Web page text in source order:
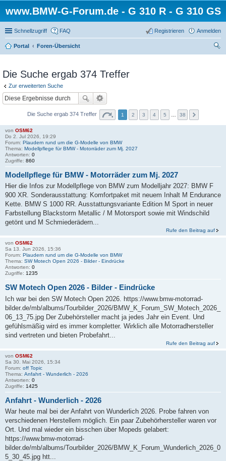
www.BMW-G-Forum.de - G 310 R - G 310 GS
Schnellzugriff FAQ Anmelden
Registrieren
Portal
Foren-Übersicht
Die Suche ergab 374 Treffer
Zur erweiterten Suche
Die Suche ergab 374 Treffer 1 2 3 4 5 38
von OSM62
Do 2. Jul 2026, 19:29
Forum: Plaudern rund um die G-Modelle von BMW
Thema: Modellpflege für BMW - Motorräder zum Mj. 2027
Antworten: 0
Zugriffe: 860
Modellpflege für BMW - Motorräder zum Mj. 2027
Hier die Infos zur Modellpflege von BMW zum Modelljahr 2027: BMW F
900 XR. Sonderausstattung: Komfortpaket mit neuem Inhalt M Endurance
Kette. BMW S 1000 RR. Ausstattungsvariante Edition M Sport in neuer
Farbstellung Blackstorm Metallic / M Motorsport sowie mit Windschild
getönt und M Schmiederädern...
Rufe den Beitrag auf
von OSM62
Sa 13. Jun 2026, 15:36
Forum: Plaudern rund um die G-Modelle von BMW
Thema: SW Motech Open 2026 - Bilder - Eindrücke
Antworten: 0
Zugriffe: 1235
SW Motech Open 2026 - Bilder - Eindrücke
Ich war bei den SW Motech Open 2026. https://www.bmw-motorrad-
bilder.de/mb/albums/Tourbilder_2026/BMW_K_Forum_SW_Motech_2026_
06_13_75.jpg Der Zubehörsteller macht ja jedes Jahr ein Event. Und
gefühlsmäßig wird es immer kompletter. Wirklich alle Motorradhersteller
sind vertreten und bieten Probefahrt...
Rufe den Beitrag auf
von OSM62
Sa 30. Mai 2026, 15:34
Forum: off Topic
Thema: Anfahrt - Wunderlich - 2026
Antworten: 0
Zugriffe: 1425
Anfahrt - Wunderlich - 2026
War heute mal bei der Anfahrt von Wunderlich 2026. Probe fahren von
verschiedenen Herstellern möglich. Ein paar Zubehörhersteller waren vor
Ort. Und mal wieder ein bisschen über Mopeds gelabert:
https://www.bmw-motorrad-
bilder.de/mb/albums/Tourbilder_2026/BMW_K_Forum_Wunderlich_2026_0
5_30_45.jpg htt...